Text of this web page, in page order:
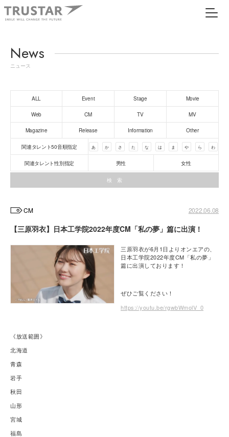
News
ニュース
ALL Event Stage Movie
Web CM TV MV
Magazine Release Information Other
関連タレント50音順指定 あ か さ た な は ま や ら わ
関連タレント性別指定 男性 女性
CM 2022.06.08
【三原羽衣】日本工学院2022年度CM「私の夢」篇に出演！
三原羽衣が6月1日よりオンエアの、
日本工学院2022年度CM「私の夢」
篇に出演しております！
ぜひご覧ください！
https://youtu.be/rgwbWmolV_0
《放送範囲》
北海道
青森
岩手
秋田
山形
宮城
福島